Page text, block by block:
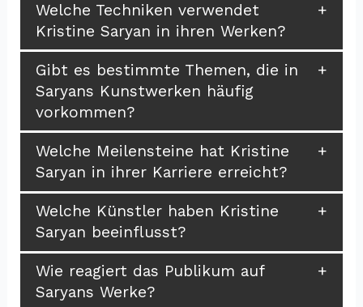
Welche Techniken verwendet
Kristine Saryan in ihren Werken?
Gibt es bestimmte Themen, die in
Saryans Kunstwerken häufig
vorkommen?
Welche Meilensteine hat Kristine
Saryan in ihrer Karriere erreicht?
Welche Künstler haben Kristine
Saryan beeinflusst?
Wie reagiert das Publikum auf
Saryans Werke?